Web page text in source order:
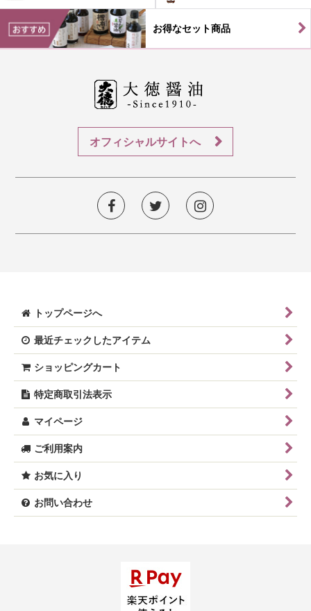
お得なセット商品
オフィシャルサイトへ
トップページへ
最近チェックしたアイテム
ショッピングカート
特定商取引法表示
マイページ
ご利用案内
お気に入り
お問い合わせ